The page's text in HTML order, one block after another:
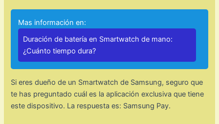
Mas información en:
Duración de batería en Smartwatch de mano:
¿Cuánto tiempo dura?
Si eres dueño de un Smartwatch de Samsung, seguro que
te has preguntado cuál es la aplicación exclusiva que tiene
este dispositivo. La respuesta es: Samsung Pay.